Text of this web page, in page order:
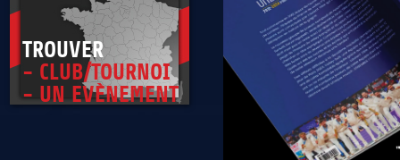
TROUVER
- CLUB/TOURNOI
- UN EVÈNEMENT